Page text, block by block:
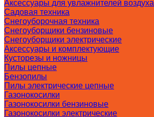
Аксессуары для увлажнителей воздуха
Садовая техника
Снегоуборочная техника
Снегоуборщики бензиновые
Снегоуборщики электрические
Аксессуары и комплектующие
Кусторезы и ножницы
Пилы цепные
Бензопилы
Пилы электрические цепные
Газонокосилки
Газонокосилки бензиновые
Газонокосилки электрические